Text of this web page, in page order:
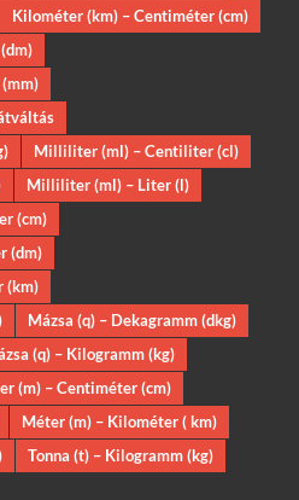
Kilométer (km) – Centiméter (cm)
Milliliter (ml) – Centiliter (cl)
Milliliter (ml) – Liter (l)
(cm)
(dm)
(km)
Mázsa (q) – Dekagramm (dkg)
(q) – Kilogramm (kg)
(m) – Centiméter (cm)
Méter (m) – Kilométer ( km)
Tonna (t) – Kilogramm (kg)